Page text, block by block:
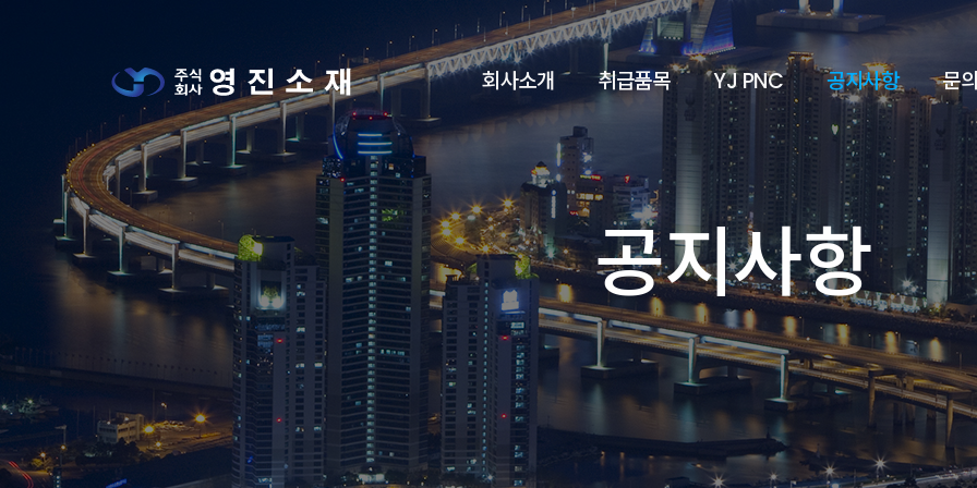
회사소개 취급품목 YJ PNC 공지사항 문
공지사항